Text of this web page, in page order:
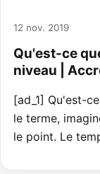
12 nov. 2019
Qu'est-ce
niveau |
[ad_1] Qu'est-
le terme,
le point. Le